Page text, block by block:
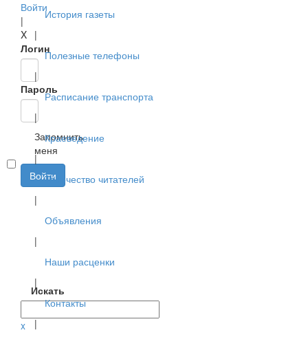
Войти
|
X
Логин
Пароль
Запомнить
меня
Войти
Искать
x
История газеты
|
Полезные телефоны
|
Расписание транспорта
|
Краеведение
|
Творчество читателей
|
Объявления
|
Наши расценки
|
Контакты
|